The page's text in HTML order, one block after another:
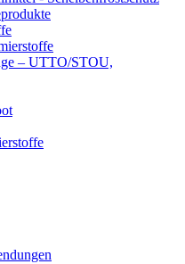
– UTTO/STOU,